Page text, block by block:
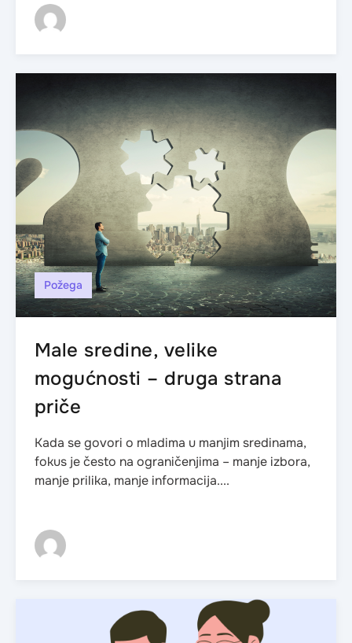
Požega
Male sredine, velike
mogućnosti – druga strana
priče
Kada se govori o mladima u manjim sredinama,
fokus je često na ograničenjima – manje izbora,
manje prilika, manje informacija....